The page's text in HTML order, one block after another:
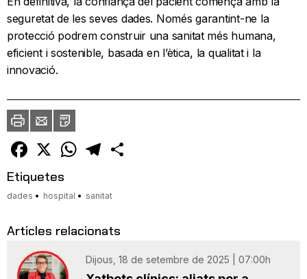
seguretat de les seves dades. Només garantint-ne la
protecció podrem construir una sanitat més humana,
eficient i sostenible, basada en l’ètica, la qualitat i la
innovació.
ImprimirEnvia
un
amic
PDF
Facebook
X WhatsAppTelegram
Etiquetes
dades hospital sanitat
Articles relacionats
Dijous, 18 de setembre de 2025 | 07:00h